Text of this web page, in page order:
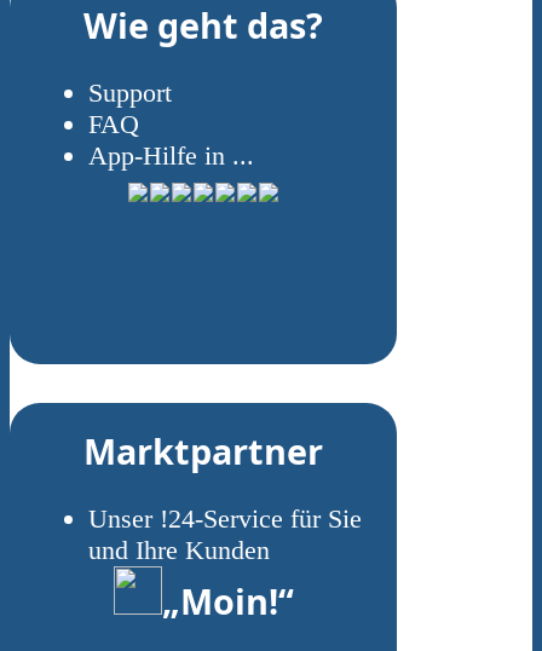
Wie geht das?
Support
FAQ
App-Hilfe in ...
Marktpartner
Unser !24-Service für Sie
und Ihre Kunden
„Moin!“